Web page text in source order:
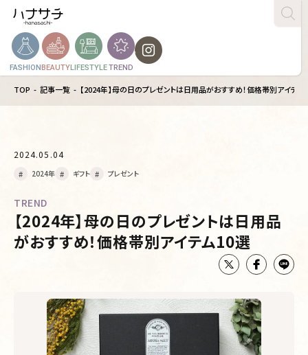
FASHIONBEAUTYLIFESTYLETREND
TOP 記事一覧 【2024年】母の日のプレゼントは日用品がおすすめ！価格帯別アイテム
2024.05.04
2024年 ギフト プレゼント
TREND
【2024年】母の日のプレゼントは日用品
がおすすめ！価格帯別アイテム10選